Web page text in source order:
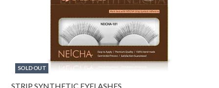
SOLD OUT
STRIP SYNTHETIC EYELASHES